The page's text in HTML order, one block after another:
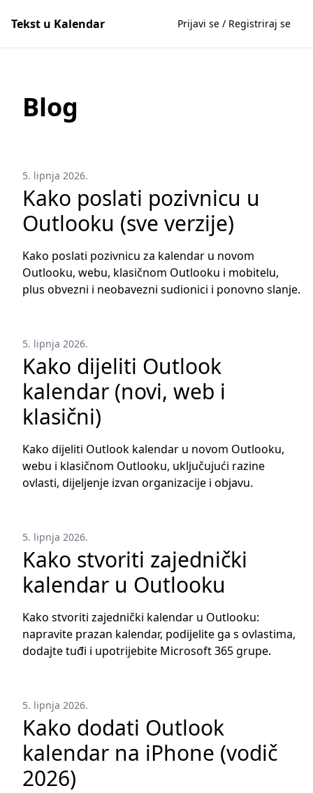
Tekst u Kalendar Prijavi se / Registriraj se
Blog
5. lipnja 2026.
Kako poslati pozivnicu u
Outlooku (sve verzije)
Kako poslati pozivnicu za kalendar u novom
Outlooku, webu, klasičnom Outlooku i mobitelu,
plus obvezni i neobavezni sudionici i ponovno slanje.
5. lipnja 2026.
Kako dijeliti Outlook
kalendar (novi, web i
klasični)
Kako dijeliti Outlook kalendar u novom Outlooku,
webu i klasičnom Outlooku, uključujući razine
ovlasti, dijeljenje izvan organizacije i objavu.
5. lipnja 2026.
Kako stvoriti zajednički
kalendar u Outlooku
Kako stvoriti zajednički kalendar u Outlooku:
napravite prazan kalendar, podijelite ga s ovlastima,
dodajte tuđi i upotrijebite Microsoft 365 grupe.
5. lipnja 2026.
Kako dodati Outlook
kalendar na iPhone (vodič
2026)